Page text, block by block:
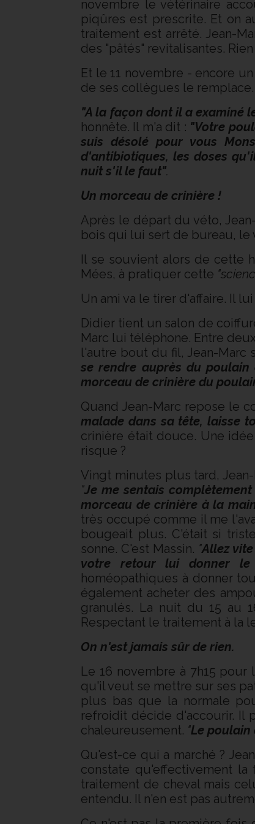
novembre le vétérinaire
piqûres est prescrite. Et on
traitement est arrêté. Jean-
des "pâtés" revitalisantes.
Et le 11 novembre - encore
de ses collègues le remplace.
"A la façon dont il a examiné
honnête. Il m'a dit : "Votre
suis désolé pour vous
d'antibiotiques, les doses
nuit s'il le faut".
Un morceau de crinière !
Après le départ du véto,
bois qui lui sert de bureau, le
Il se souvient alors de cette
Mées, à pratiquer cette
Un ami va le tirer d'affaire. Il
Didier tient un salon de
Marc lui téléphone. Entre
l'autre bout du fil, Jean-Marc
se rendre auprès du
morceau de crinière du
Quand Jean-Marc repose le
malade dans sa tête, laisse
crinière était douce. Une
risque ?
Vingt minutes plus tard,
"Je me sentais
morceau de crinière à la
très occupé comme il me
bougeait plus. C'était si
sonne. C'est Massin. "Allez
votre retour lui donner le
homéopathiques à donner
également acheter des
granulés. La nuit du 15 au
Respectant le traitement à la
On n'est jamais sûr de rien.
Le 16 novembre à 7h15
qu'il veut se mettre sur ses
plus bas que la normale
refroidit décide d'accourir. Il
chaleureusement. "Le poulain
Qu'est-ce qui a marché ?
constate qu'effectivement
traitement de cheval mais
entendu. Il n'en est pas